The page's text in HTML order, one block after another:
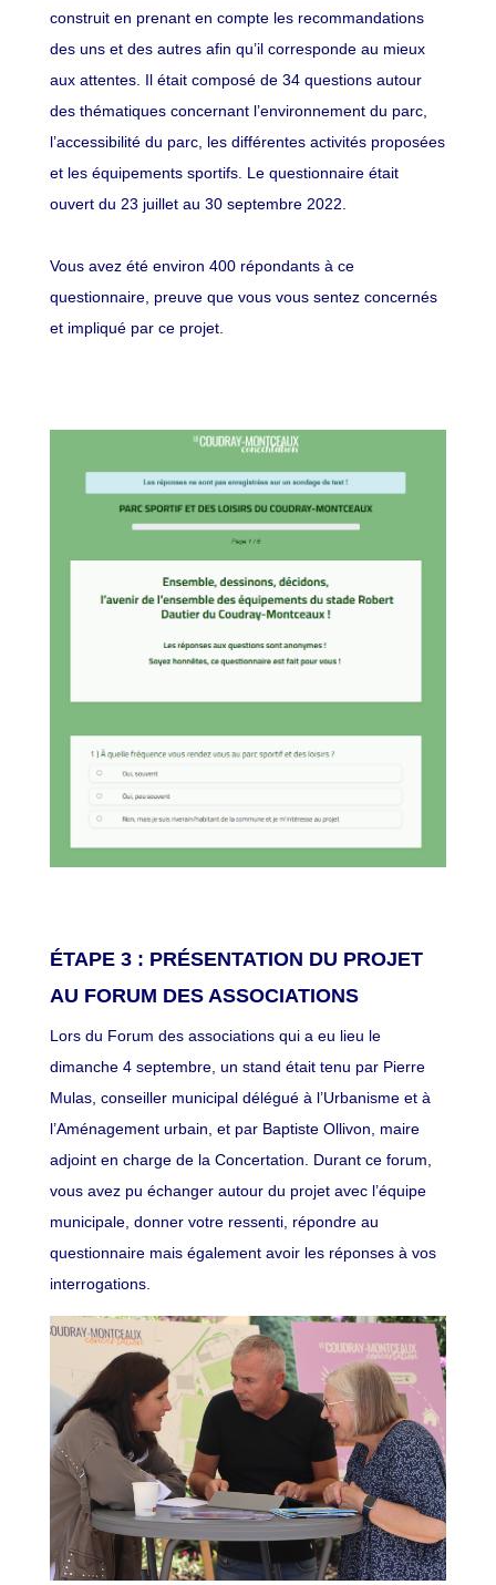
construit en prenant en compte les recommandations
des uns et des autres afin qu’il corresponde au mieux
aux attentes. Il était composé de 34 questions autour
des thématiques concernant l’environnement du parc,
l’accessibilité du parc, les différentes activités proposées
et les équipements sportifs. Le questionnaire était
ouvert du 23 juillet au 30 septembre 2022.
Vous avez été environ 400 répondants à ce
questionnaire, preuve que vous vous sentez concernés
et impliqué par ce projet.
ÉTAPE 3 : PRÉSENTATION DU PROJET
AU FORUM DES ASSOCIATIONS
Lors du Forum des associations qui a eu lieu le
dimanche 4 septembre, un stand était tenu par Pierre
Mulas, conseiller municipal délégué à l’Urbanisme et à
l’Aménagement urbain, et par Baptiste Ollivon, maire
adjoint en charge de la Concertation. Durant ce forum,
vous avez pu échanger autour du projet avec l’équipe
municipale, donner votre ressenti, répondre au
questionnaire mais également avoir les réponses à vos
interrogations.